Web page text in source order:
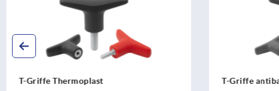
T-Griffe Thermoplast T-Griffe